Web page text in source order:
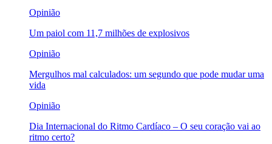
Opinião
Um paiol com 11,7 milhões de explosivos
Opinião
Mergulhos mal calculados: um segundo que pode mudar uma
vida
Opinião
Dia Internacional do Ritmo Cardíaco – O seu coração vai ao
ritmo certo?